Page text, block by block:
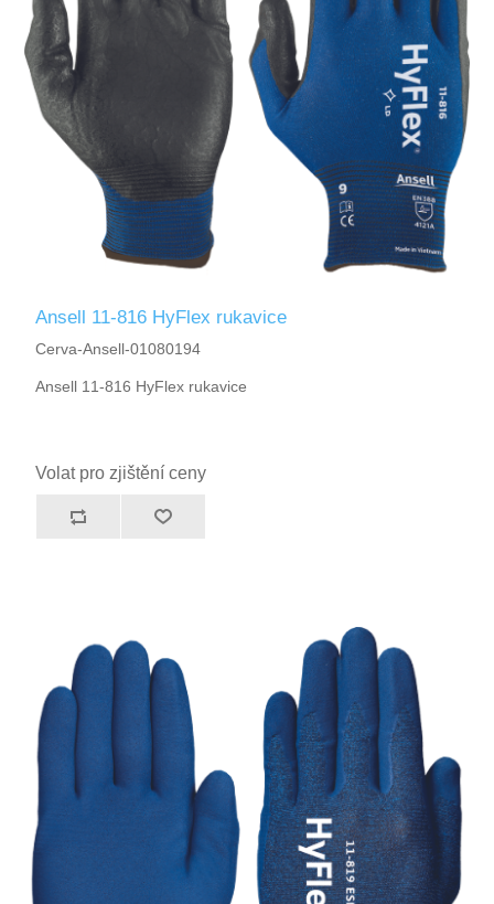
Ansell 11-816 HyFlex rukavice
Cerva-Ansell-01080194
Ansell 11-816 HyFlex rukavice
Volat pro zjištění ceny